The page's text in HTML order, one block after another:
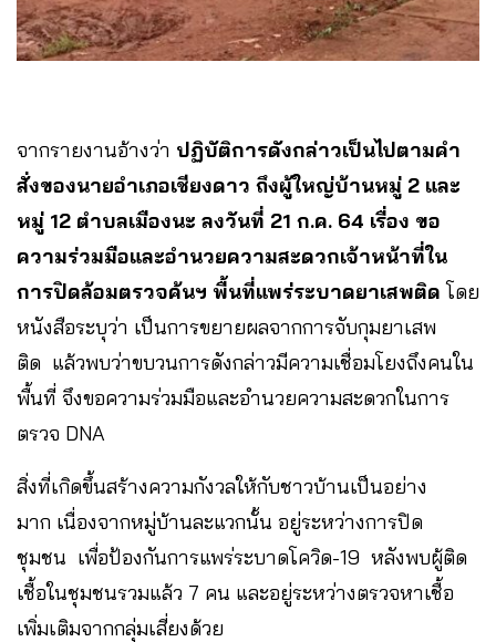
จากรายงานอ้างว่า ปฏิบัติการดังกล่าวเป็นไปตามคำ
สั่งของนายอำเภอเชียงดาว ถึงผู้ใหญ่บ้านหมู่ 2 และ
หมู่ 12 ตำบลเมืองนะ ลงวันที่ 21 ก.ค. 64 เรื่อง ขอ
ความร่วมมือและอำนวยความสะดวกเจ้าหน้าที่ใน
การปิดล้อมตรวจค้นฯ พื้นที่แพร่ระบาดยาเสพติด โดย
หนังสือระบุว่า เป็นการขยายผลจากการจับกุมยาเสพ
ติด แล้วพบว่าขบวนการดังกล่าวมีความเชื่อมโยงถึงคนใน
พื้นที่ จึงขอความร่วมมือและอำนวยความสะดวกในการ
ตรวจ DNA
สิ่งที่เกิดขึ้นสร้างความกังวลให้กับชาวบ้านเป็นอย่าง
มาก เนื่องจากหมู่บ้านละแวกนั้น อยู่ระหว่างการปิด
ชุมชน เพื่อป้องกันการแพร่ระบาดโควิด-19 หลังพบผู้ติด
เชื้อในชุมชนรวมแล้ว 7 คน และอยู่ระหว่างตรวจหาเชื้อ
เพิ่มเติมจากกลุ่มเสี่ยงด้วย